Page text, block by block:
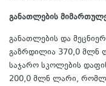
განათლების
განათლების და
გაზრდილია 370,0 მლნ
საჯარო სკოლების
200,0 მლნ ლარი,